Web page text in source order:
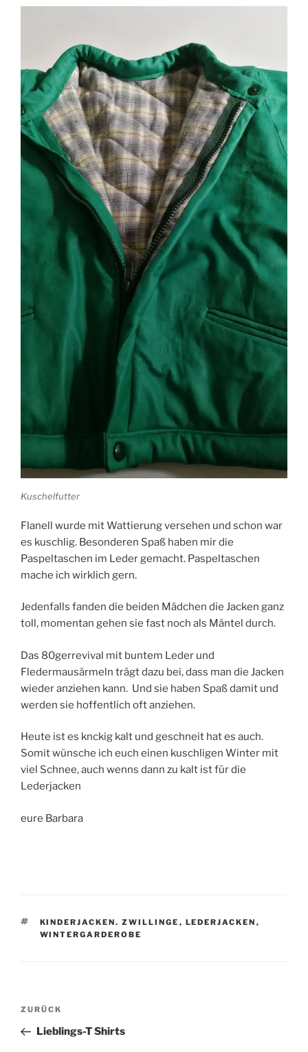
Kuschelfutter
Flanell wurde mit Wattierung versehen und schon war
es kuschlig. Besonderen Spaß haben mir die
Paspeltaschen im Leder gemacht. Paspeltaschen
mache ich wirklich gern.
Jedenfalls fanden die beiden Mädchen die Jacken ganz
toll, momentan gehen sie fast noch als Mäntel durch.
Das 80gerrevival mit buntem Leder und
Fledermausärmeln trägt dazu bei, dass man die Jacken
wieder anziehen kann. Und sie haben Spaß damit und
werden sie hoffentlich oft anziehen.
Heute ist es knckig kalt und geschneit hat es auch.
Somit wünsche ich euch einen kuschligen Winter mit
viel Schnee, auch wenns dann zu kalt ist für die
Lederjacken
eure Barbara
SCHLAGWÖRTER
KINDERJACKEN. ZWILLINGE , LEDERJACKEN ,
WINTERGARDEROBE
Beitragsnavigation
Vorheriger
Beitrag
ZURÜCK
Lieblings-T Shirts